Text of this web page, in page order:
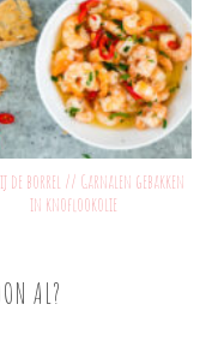
de borrel // Garnalen gebakken
in knoflookolie
AL?